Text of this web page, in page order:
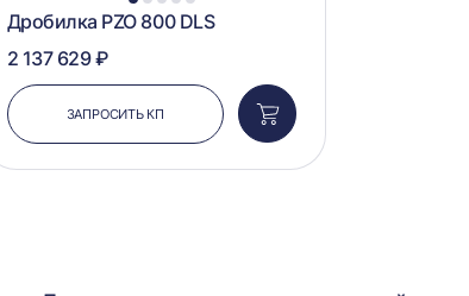
Дробилка PZO 800 DLS
2 137 629 ₽
ЗАПРОСИТЬ КП
Добавить
в
корзину